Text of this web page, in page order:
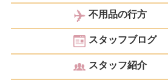
不用品の行方
スタッフブログ
スタッフ紹介